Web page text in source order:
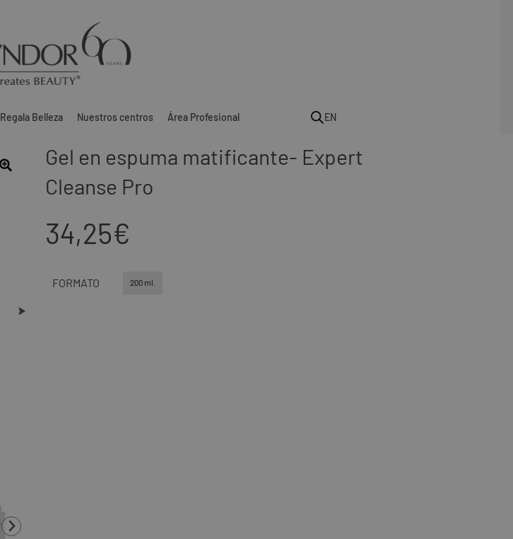
Regala Belleza Nuestros centros Área Profesional EN
Gel en espuma matificante- Expert
Cleanse Pro
34,25€
FORMATO 200 ml.